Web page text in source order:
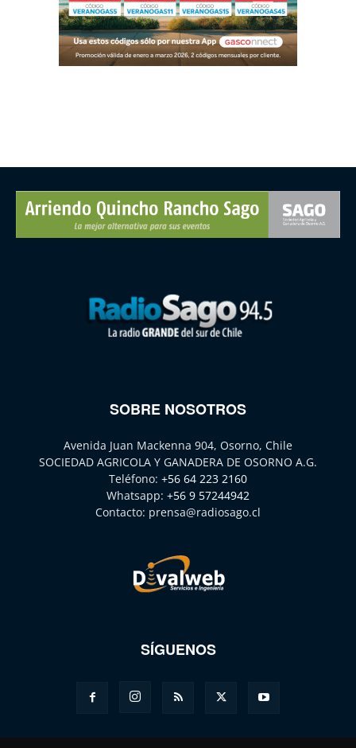
SOBRE NOSOTROS
Avenida Juan Mackenna 904, Osorno, Chile
SOCIEDAD AGRICOLA Y GANADERA DE OSORNO A.G.
Teléfono: +56 64 223 2160
Whatsapp: +56 9 57244942
Contacto: prensa@radiosago.cl
SÍGUENOS